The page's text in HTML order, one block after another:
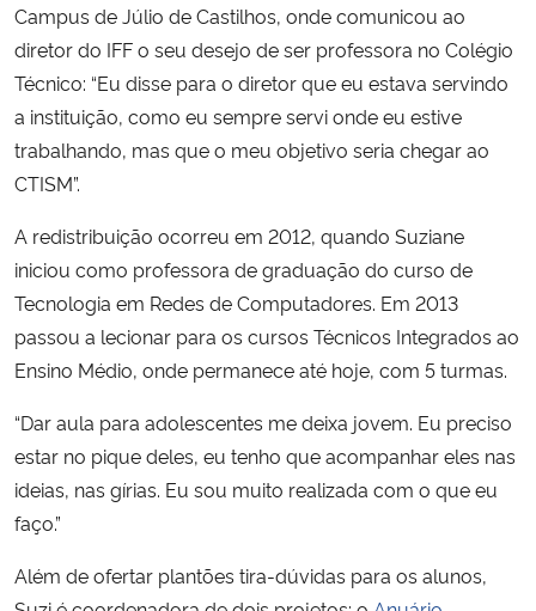
Campus de Júlio de Castilhos, onde comunicou ao
diretor do IFF o seu desejo de ser professora no Colégio
Técnico: “Eu disse para o diretor que eu estava servindo
a instituição, como eu sempre servi onde eu estive
trabalhando, mas que o meu objetivo seria chegar ao
CTISM”.
A redistribuição ocorreu em 2012, quando Suziane
iniciou como professora de graduação do curso de
Tecnologia em Redes de Computadores. Em 2013
passou a lecionar para os cursos Técnicos Integrados ao
Ensino Médio, onde permanece até hoje, com 5 turmas.
“Dar aula para adolescentes me deixa jovem. Eu preciso
estar no pique deles, eu tenho que acompanhar eles nas
ideias, nas gírias. Eu sou muito realizada com o que eu
faço.”
Além de ofertar plantões tira-dúvidas para os alunos,